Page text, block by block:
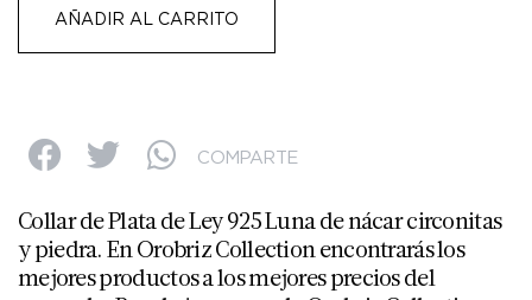
AÑADIR AL CARRITO
COMPARTE
Collar de Plata de Ley 925 Luna de nácar circonitas
y piedra. En Orobriz Collection encontrarás los
mejores productos a los mejores precios del